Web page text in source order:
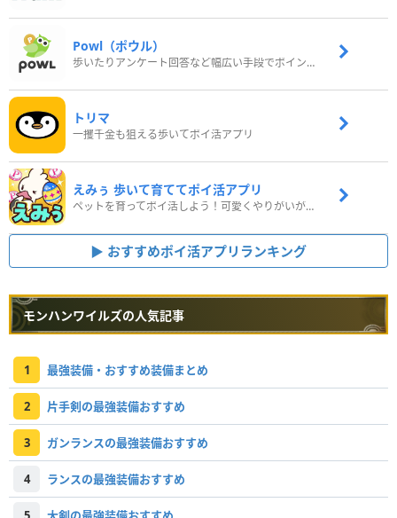
Powl（ポウル）
歩いたりアンケート回答など幅広い手段でポイントをゲット
トリマ
一攫千金も狙える歩いてポイ活アプリ
えみぅ 歩いて育ててポイ活アプリ
ペットを育ってポイ活しよう！可愛くやりがいがある新感覚アプリ
おすすめポイ活アプリランキング
モンハンワイルズの人気記事
1 最強装備・おすすめ装備まとめ
2 片手剣の最強装備おすすめ
3 ガンランスの最強装備おすすめ
4 ランスの最強装備おすすめ